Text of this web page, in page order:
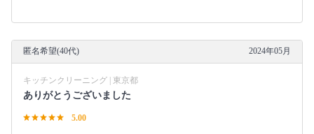
匿名希望(40代) 2024年05月
キッチンクリーニング | 東京都
ありがとうございました
5.00